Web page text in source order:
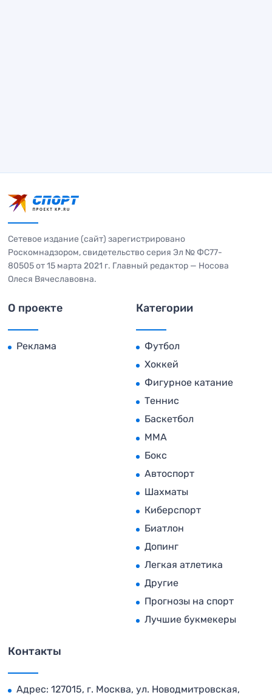
Сетевое издание (сайт) зарегистрировано
Роскомнадзором, свидетельство серия Эл № ФС77-
80505 от 15 марта 2021 г. Главный редактор — Носова
Олеся Вячеславовна.
О проекте
Реклама
Категории
Футбол
Хоккей
Фигурное катание
Теннис
Баскетбол
MMA
Бокс
Автоспорт
Шахматы
Киберспорт
Биатлон
Допинг
Легкая атлетика
Другие
Прогнозы на спорт
Лучшие букмекеры
Контакты
Адрес: 127015, г. Москва, ул. Новодмитровская,